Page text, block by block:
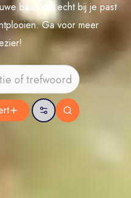
baan die echt bij je past
Ga voor meer